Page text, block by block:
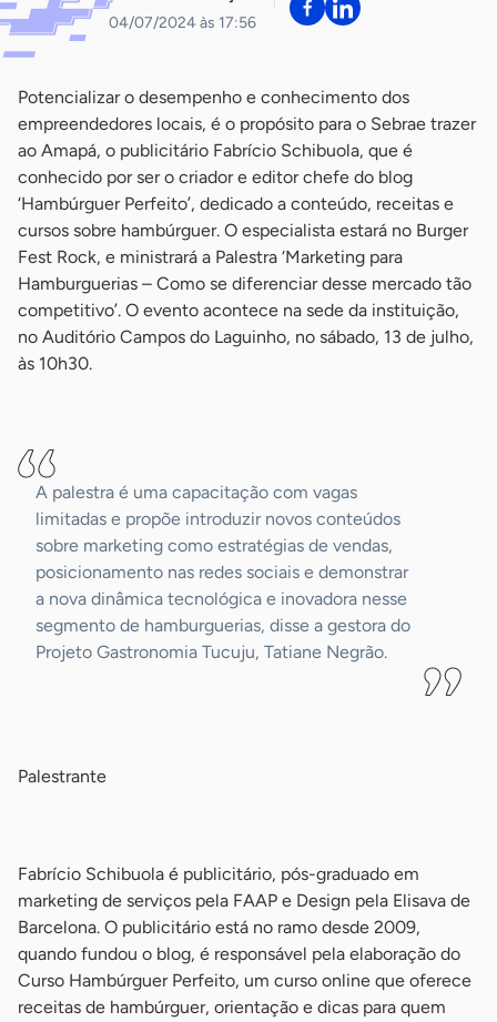
04/07/2024 às 17:56
Potencializar o desempenho e conhecimento dos
empreendedores locais, é o propósito para o Sebrae trazer
ao Amapá, o publicitário Fabrício Schibuola, que é
conhecido por ser o criador e editor chefe do blog
‘Hambúrguer Perfeito’, dedicado a conteúdo, receitas e
cursos sobre hambúrguer. O especialista estará no Burger
Fest Rock, e ministrará a Palestra ‘Marketing para
Hamburguerias – Como se diferenciar desse mercado tão
competitivo’. O evento acontece na sede da instituição,
no Auditório Campos do Laguinho, no sábado, 13 de julho,
às 10h30.
A palestra é uma capacitação com vagas
limitadas e propõe introduzir novos conteúdos
sobre marketing como estratégias de vendas,
posicionamento nas redes sociais e demonstrar
a nova dinâmica tecnológica e inovadora nesse
segmento de hamburguerias, disse a gestora do
Projeto Gastronomia Tucuju, Tatiane Negrão.
Palestrante
Fabrício Schibuola é publicitário, pós-graduado em
marketing de serviços pela FAAP e Design pela Elisava de
Barcelona. O publicitário está no ramo desde 2009,
quando fundou o blog, é responsável pela elaboração do
Curso Hambúrguer Perfeito, um curso online que oferece
receitas de hambúrguer, orientação e dicas para quem